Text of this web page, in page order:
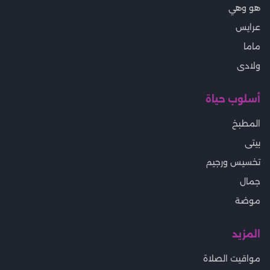
هو وهي
عرايس
ماما
ولادى
أسلوب حياة
المطبخ
بيتى
تخسيس ورجيم
جمال
موضة
المزيد
مواقيت الصلاة